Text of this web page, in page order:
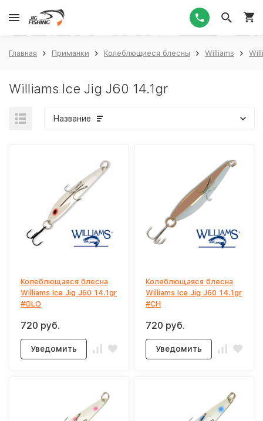
Главная Приманки Колеблющиеся блесны Williams
Williams Ice Jig J60 14.1gr
Название
Колеблющаяся блесна
Williams Ice Jig J60 14.1gr
#GLO
720 руб.
Уведомить
Колеблющаяся блесна
Williams Ice Jig J60 14.1gr
#CH
720 руб.
Уведомить